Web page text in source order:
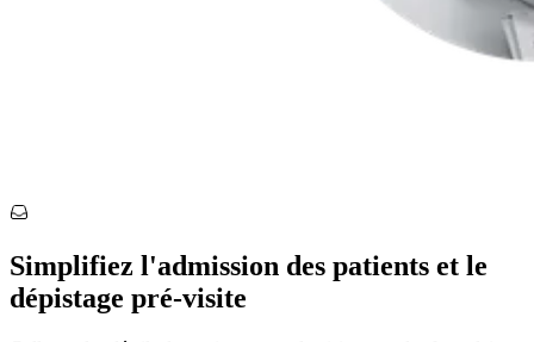
Simplifiez l'admission des patients et le
dépistage pré-visite